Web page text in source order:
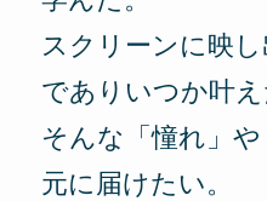
スクリーンに映
でありいつか叶え
そんな「憧れ」
元に届けたい。